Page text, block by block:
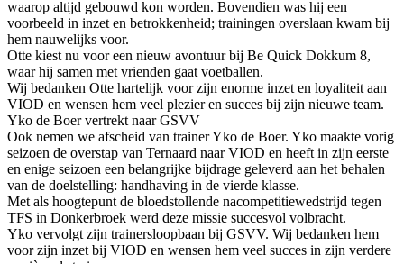
waarop altijd gebouwd kon worden. Bovendien was hij een
voorbeeld in inzet en betrokkenheid; trainingen overslaan kwam bij
hem nauwelijks voor.
Otte kiest nu voor een nieuw avontuur bij Be Quick Dokkum 8,
waar hij samen met vrienden gaat voetballen.
Wij bedanken Otte hartelijk voor zijn enorme inzet en loyaliteit aan
VIOD en wensen hem veel plezier en succes bij zijn nieuwe team.
Yko de Boer vertrekt naar GSVV
Ook nemen we afscheid van trainer Yko de Boer. Yko maakte vorig
seizoen de overstap van Ternaard naar VIOD en heeft in zijn eerste
en enige seizoen een belangrijke bijdrage geleverd aan het behalen
van de doelstelling: handhaving in de vierde klasse.
Met als hoogtepunt de bloedstollende nacompetitiewedstrijd tegen
TFS in Donkerbroek werd deze missie succesvol volbracht.
Yko vervolgt zijn trainersloopbaan bij GSVV. Wij bedanken hem
voor zijn inzet bij VIOD en wensen hem veel succes in zijn verdere